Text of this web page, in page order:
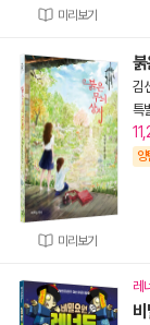
미리보기
미리보기
붉
김
특
레